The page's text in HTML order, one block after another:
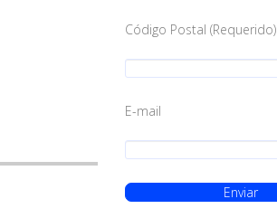
Código Postal (Requerido)
E-mail